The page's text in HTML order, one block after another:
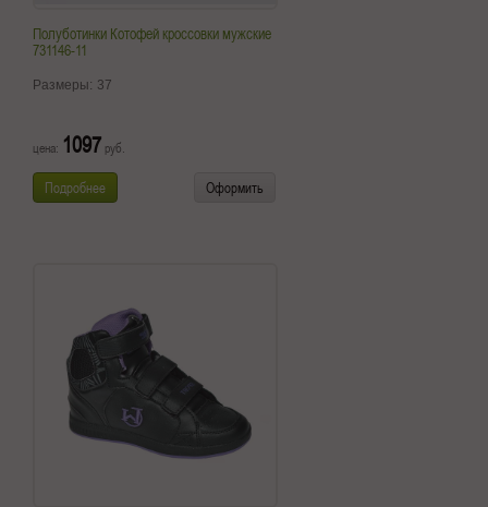
Полуботинки Котофей кроссовки мужские
731146-11
Размеры: 37
цена: 1097 руб.
Подробнее Оформить